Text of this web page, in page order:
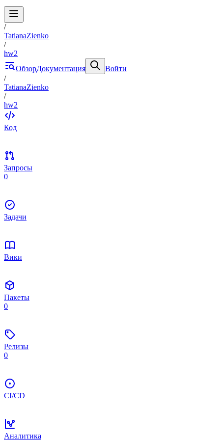
/
TatianaZienko
/
hw2
ОбзорДокументация
Войти
/
TatianaZienko
/
hw2
Код
Запросы
0
Задачи
Вики
Пакеты
0
Релизы
0
CI/CD
Аналитика